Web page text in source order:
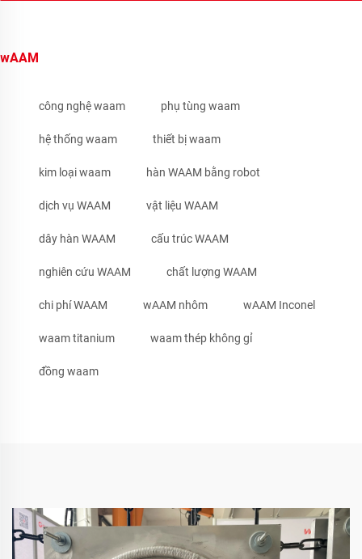
wAAM
công nghệ waam phụ tùng waam
hệ thống waam thiết bị waam
kim loại waam hàn WAAM bằng robot
dịch vụ WAAM vật liệu WAAM
dây hàn WAAM cấu trúc WAAM
nghiên cứu WAAM chất lượng WAAM
chi phí WAAM wAAM nhôm wAAM Inconel
waam titanium waam thép không gỉ
đồng waam